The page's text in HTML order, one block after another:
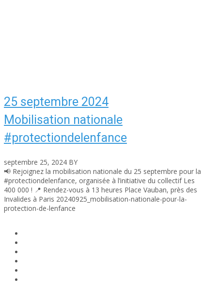
25 septembre 2024
Mobilisation nationale
#protectiondelenfance
septembre 25, 2024 BY
📢 Rejoignez la mobilisation nationale du 25 septembre pour la
#protectiondelenfance, organisée à l’initiative du collectif Les
400 000 ! 📍 Rendez-vous à 13 heures Place Vauban, près des
Invalides à Paris 20240925_mobilisation-nationale-pour-la-
protection-de-lenfance